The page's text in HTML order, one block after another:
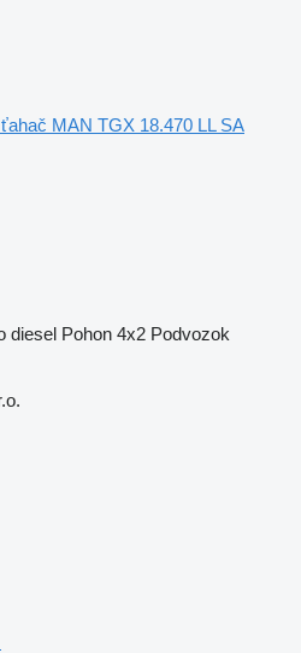
ťahač MAN TGX 18.470 LL SA
diesel Pohon 4x2 Podvozok